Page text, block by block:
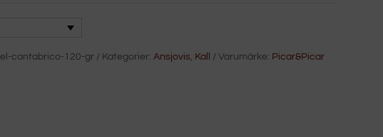
cantabrico-120-gr Kategorier:Ansjovis, Kall Varumärke: Picar&Picar